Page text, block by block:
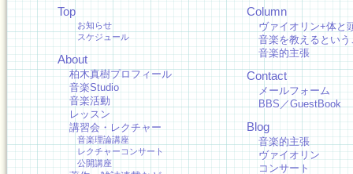
Top
お知らせ
スケジュール
About
柏木真樹プロフィール
音楽Studio
音楽活動
レッスン
講習会・レクチャー
音楽理論講座
レクチャーコンサート
公開講座
Column
ヴァイオリン+体と
音楽を教えるという
音楽的主張
Contact
メールフォーム
BBS／GuestBook
Blog
音楽的主張
ヴァイオリン
コンサート